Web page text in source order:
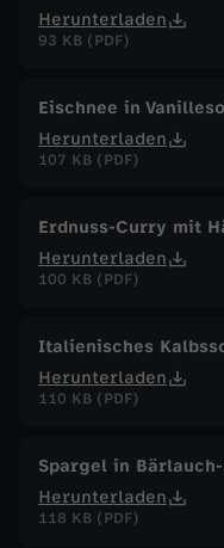
Herunterladen
93 KB (PDF)
Eischnee in
Herunterladen
107 KB (PDF)
Erdnuss-Curry mit
Herunterladen
100 KB (PDF)
Italienisches
Herunterladen
110 KB (PDF)
Spargel in
Herunterladen
118 KB (PDF)